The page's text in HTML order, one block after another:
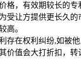
格，有效期较长的专
受让方提供更长久
高。
存在权利纠纷,如被
价值会大打折扣，转